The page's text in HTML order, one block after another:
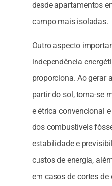
desde apartamentos
campo mais isoladas.
Outro aspecto
independência
proporciona. Ao gerar
partir do sol, torna-se
elétrica convencional
dos combustíveis
estabilidade e
custos de energia,
em casos de cortes